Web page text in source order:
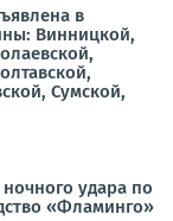
в
Винницкой,
Сумской,
удара по
«Фламинго»